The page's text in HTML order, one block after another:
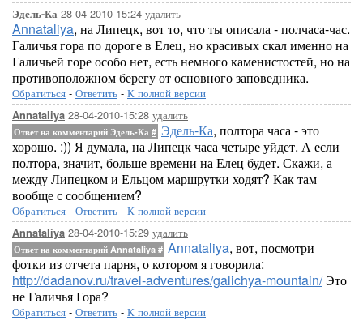
Эдель-Ка 28-04-2010-15:24 удалить
Annataliya, на Липецк, вот то, что ты описала - полчаса-час.
Галичья гора по дороге в Елец, но красивых скал именно на
Галичьей горе особо нет, есть немного каменистостей, но на
противоположном берегу от основного заповедника.
Обратиться - Ответить - К полной версии
Annataliya 28-04-2010-15:28 удалить
Ответ на комментарий Эдель-Ка # Эдель-Ка, полтора часа - это
хорошо. :)) Я думала, на Липецк часа четыре уйдет. А если
полтора, значит, больше времени на Елец будет. Скажи, а
между Липецком и Ельцом маршрутки ходят? Как там
вообще с сообщением?
Обратиться - Ответить - К полной версии
Annataliya 28-04-2010-15:29 удалить
Ответ на комментарий Annataliya # Annataliya, вот, посмотри
фотки из отчета парня, о котором я говорила:
http://dadanov.ru/travel-adventures/galichya-mountain/Это
не Галичья Гора?
Обратиться - Ответить - К полной версии